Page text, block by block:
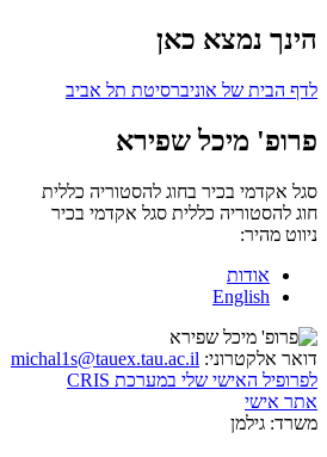
הינך נמצא כאן
לדף הבית של אוניברסיטת תל אביב
פרופ' מיכל שפירא
סגל אקדמי בכיר בחוג להסטוריה כללית
חוג להסטוריה כללית סגל אקדמי בכיר
ניווט מהיר:
אודות
English
דואר אלקטרוני: michal1s@tauex.tau.ac.il
לפרופיל האישי שלי במערכת CRIS
אתר אישי
משרד: גילמן